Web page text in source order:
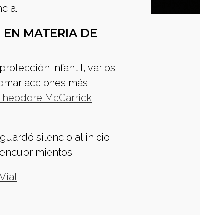
MATERIA DE
infantil, varios
acciones más
McCarrick,
silencio al inicio,